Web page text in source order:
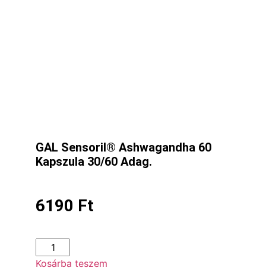
GAL Sensoril® Ashwagandha 60
Kapszula 30/60 Adag.
6190 Ft
Kosárba teszem